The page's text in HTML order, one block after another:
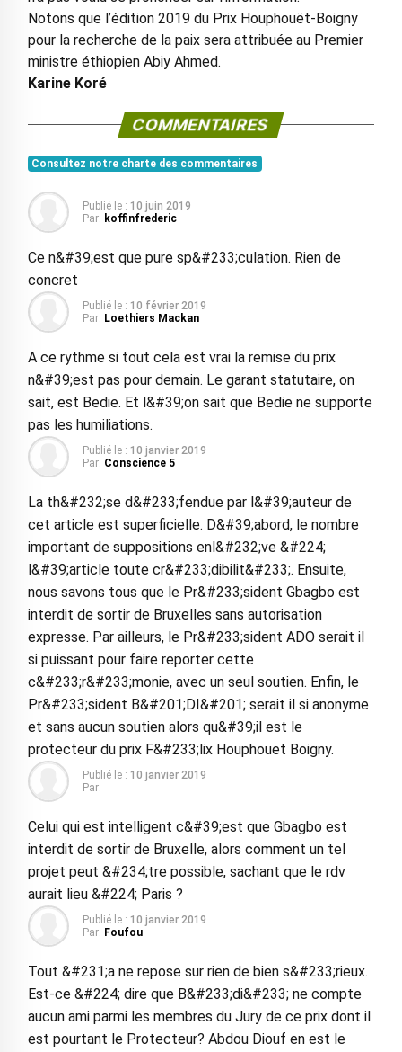
Notons que l’édition 2019 du Prix Houphouët-Boigny
pour la recherche de la paix sera attribuée au Premier
ministre éthiopien Abiy Ahmed.
Karine Koré
COMMENTAIRES
Consultez notre charte des commentaires
Publié le : 10 juin 2019
Par: koffinfrederic
Ce n&#39;est que pure sp&#233;culation. Rien de
concret
Publié le : 10 février 2019
Par: Loethiers Mackan
A ce rythme si tout cela est vrai la remise du prix
n&#39;est pas pour demain. Le garant statutaire, on
sait, est Bedie. Et l&#39;on sait que Bedie ne supporte
pas les humiliations.
Publié le : 10 janvier 2019
Par: Conscience 5
La th&#232;se d&#233;fendue par l&#39;auteur de
cet article est superficielle. D&#39;abord, le nombre
important de suppositions enl&#232;ve &#224;
l&#39;article toute cr&#233;dibilit&#233;. Ensuite,
nous savons tous que le Pr&#233;sident Gbagbo est
interdit de sortir de Bruxelles sans autorisation
expresse. Par ailleurs, le Pr&#233;sident ADO serait il
si puissant pour faire reporter cette
c&#233;r&#233;monie, avec un seul soutien. Enfin, le
Pr&#233;sident B&#201;DI&#201; serait il si anonyme
et sans aucun soutien alors qu&#39;il est le
protecteur du prix F&#233;lix Houphouet Boigny.
Publié le : 10 janvier 2019
Par:
Celui qui est intelligent c&#39;est que Gbagbo est
interdit de sortir de Bruxelle, alors comment un tel
projet peut &#234;tre possible, sachant que le rdv
aurait lieu &#224; Paris ?
Publié le : 10 janvier 2019
Par: Foufou
Tout &#231;a ne repose sur rien de bien s&#233;rieux.
Est-ce &#224; dire que B&#233;di&#233; ne compte
aucun ami parmi les membres du Jury de ce prix dont il
est pourtant le Protecteur? Abdou Diouf en est le